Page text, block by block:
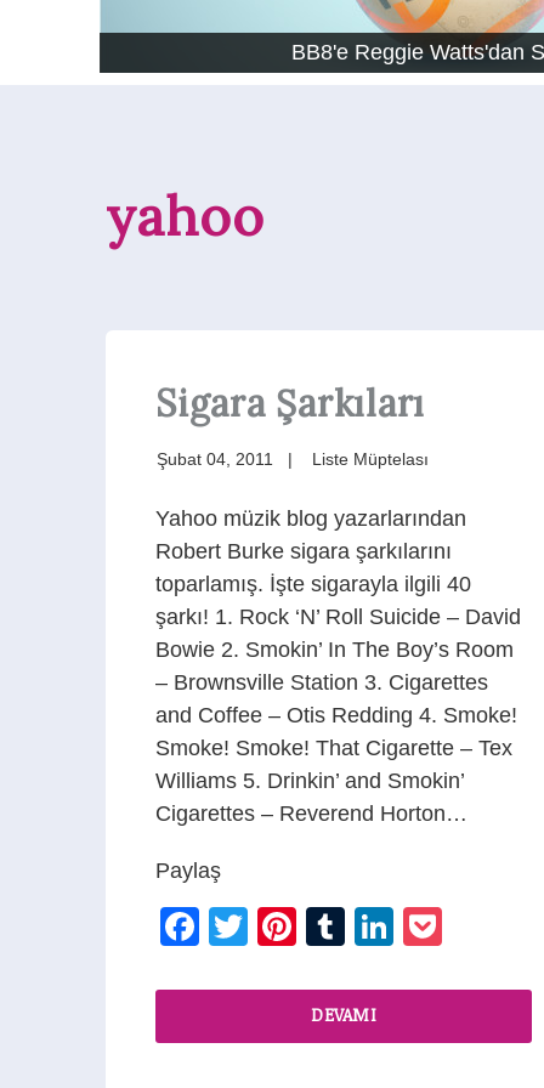
BB8'e Reggie Watts'dan
yahoo
Sigara Şarkıları
Şubat 04, 2011 Liste Müptelası
Yahoo müzik blog yazarlarından
Robert Burke sigara şarkılarını
toparlamış. İşte sigarayla ilgili 40
şarkı! 1. Rock ‘N’ Roll Suicide – David
Bowie 2. Smokin’ In The Boy’s Room
– Brownsville Station 3. Cigarettes
and Coffee – Otis Redding 4. Smoke!
Smoke! Smoke! That Cigarette – Tex
Williams 5. Drinkin’ and Smokin’
Cigarettes – Reverend Horton…
Paylaş
Facebook
TwitterPinterest
TumblrLinkedIn
DEVAMI